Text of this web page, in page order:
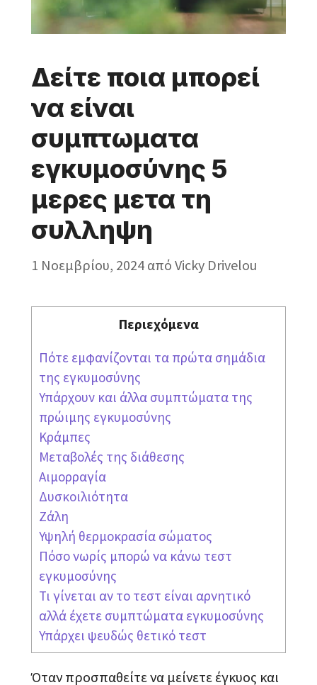
Δείτε ποια μπορεί
να είναι
συμπτωματα
εγκυμοσύνης 5
μερες μετα τη
συλληψη
1 Νοεμβρίου, 2024 από Vicky Drivelou
Περιεχόμενα
Πότε εμφανίζονται τα πρώτα σημάδια
της εγκυμοσύνης
Υπάρχουν και άλλα συμπτώματα της
πρώιμης εγκυμοσύνης
Κράμπες
Μεταβολές της διάθεσης
Αιμορραγία
Δυσκοιλιότητα
Ζάλη
Υψηλή θερμοκρασία σώματος
Πόσο νωρίς μπορώ να κάνω τεστ
εγκυμοσύνης
Τι γίνεται αν το τεστ είναι αρνητικό
αλλά έχετε συμπτώματα εγκυμοσύνης
Υπάρχει ψευδώς θετικό τεστ
Όταν προσπαθείτε να μείνετε έγκυος και